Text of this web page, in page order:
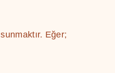
sunmaktır. Eğer;